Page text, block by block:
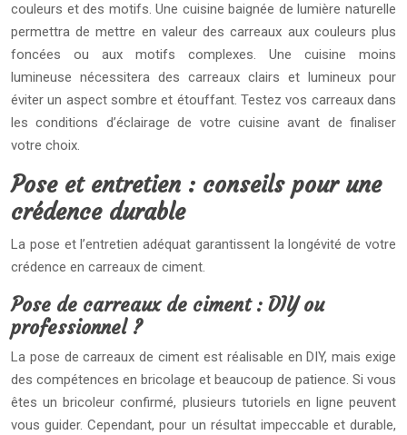
couleurs et des motifs. Une cuisine baignée de lumière naturelle
permettra de mettre en valeur des carreaux aux couleurs plus
foncées ou aux motifs complexes. Une cuisine moins
lumineuse nécessitera des carreaux clairs et lumineux pour
éviter un aspect sombre et étouffant. Testez vos carreaux dans
les conditions d’éclairage de votre cuisine avant de finaliser
votre choix.
Pose et entretien : conseils pour une
crédence durable
La pose et l’entretien adéquat garantissent la longévité de votre
crédence en carreaux de ciment.
Pose de carreaux de ciment : DIY ou
professionnel ?
La pose de carreaux de ciment est réalisable en DIY, mais exige
des compétences en bricolage et beaucoup de patience. Si vous
êtes un bricoleur confirmé, plusieurs tutoriels en ligne peuvent
vous guider. Cependant, pour un résultat impeccable et durable,